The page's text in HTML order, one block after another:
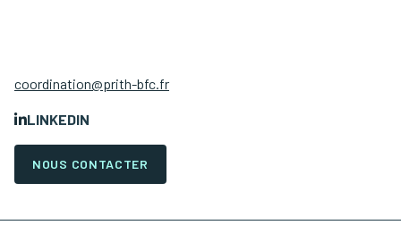
coordination@prith-bfc.fr
LINKEDIN
NOUS CONTACTER